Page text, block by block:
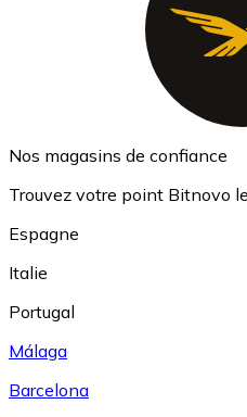
Nos magasins de confiance
Trouvez votre point Bitnovo
Espagne
Italie
Portugal
Málaga
Barcelona